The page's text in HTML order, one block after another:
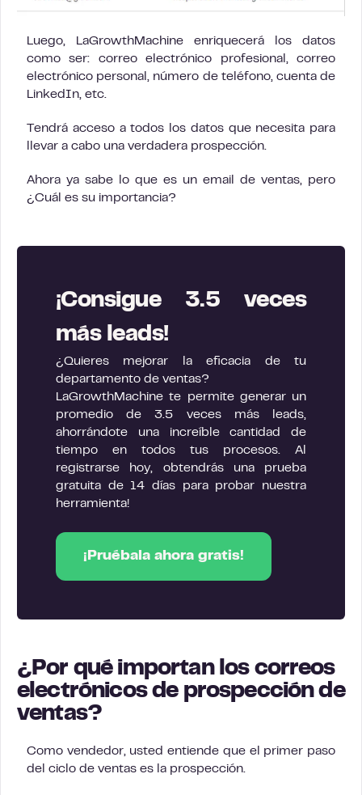
Luego, LaGrowthMachine enriquecerá los datos
como ser: correo electrónico profesional, correo
electrónico personal, número de teléfono, cuenta de
LinkedIn, etc.
Tendrá acceso a todos los datos que necesita para
llevar a cabo una verdadera prospección.
Ahora ya sabe lo que es un email de ventas, pero
¿Cuál es su importancia?
¡Consigue 3.5 veces
más leads!
¿Quieres mejorar la eficacia de tu
departamento de ventas?
LaGrowthMachine te permite generar un
promedio de 3.5 veces más leads,
ahorrándote una increíble cantidad de
tiempo en todos tus procesos. Al
registrarse hoy, obtendrás una prueba
gratuita de 14 días para probar nuestra
herramienta!
¡Pruébala ahora gratis!
¿Por qué importan los correos
electrónicos de prospección de
ventas?
Como vendedor, usted entiende que el primer paso
del ciclo de ventas es la prospección.